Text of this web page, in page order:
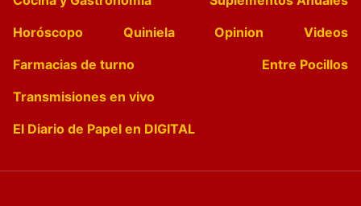
Horóscopo
Quiniela Opinion
Videos
Farmacias de turno
Entre Pocillos
Transmisiones en vivo
El Diario de Papel en DIGITAL